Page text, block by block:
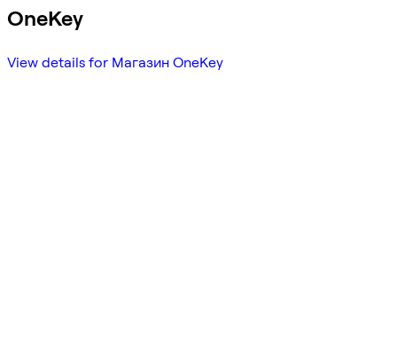
OneKey
View details for Магазин OneKey